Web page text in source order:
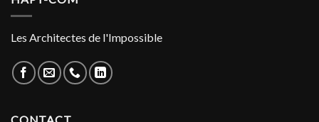
Les Architectes de l'Impossible